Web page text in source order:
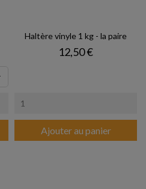
Haltère vinyle 1 kg - la paire
Prix
12,50 €
Ajouter au panier